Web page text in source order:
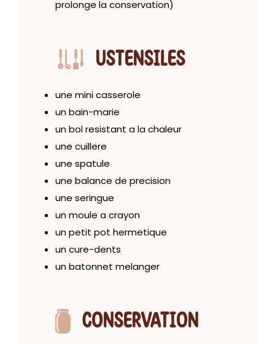
prolonge la conservation)
USTENSILES
une mini casserole
un bain-marie
un bol resistant a la chaleur
une cuillere
une spatule
une balance de precision
une seringue
un moule a crayon
un petit pot hermetique
un cure-dents
un batonnet melanger
CONSERVATION